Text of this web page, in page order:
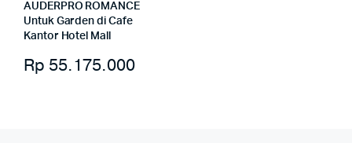
AUDERPRO ROMANCE
Untuk Garden di Cafe
Kantor Hotel Mall
Rp 55.175.000